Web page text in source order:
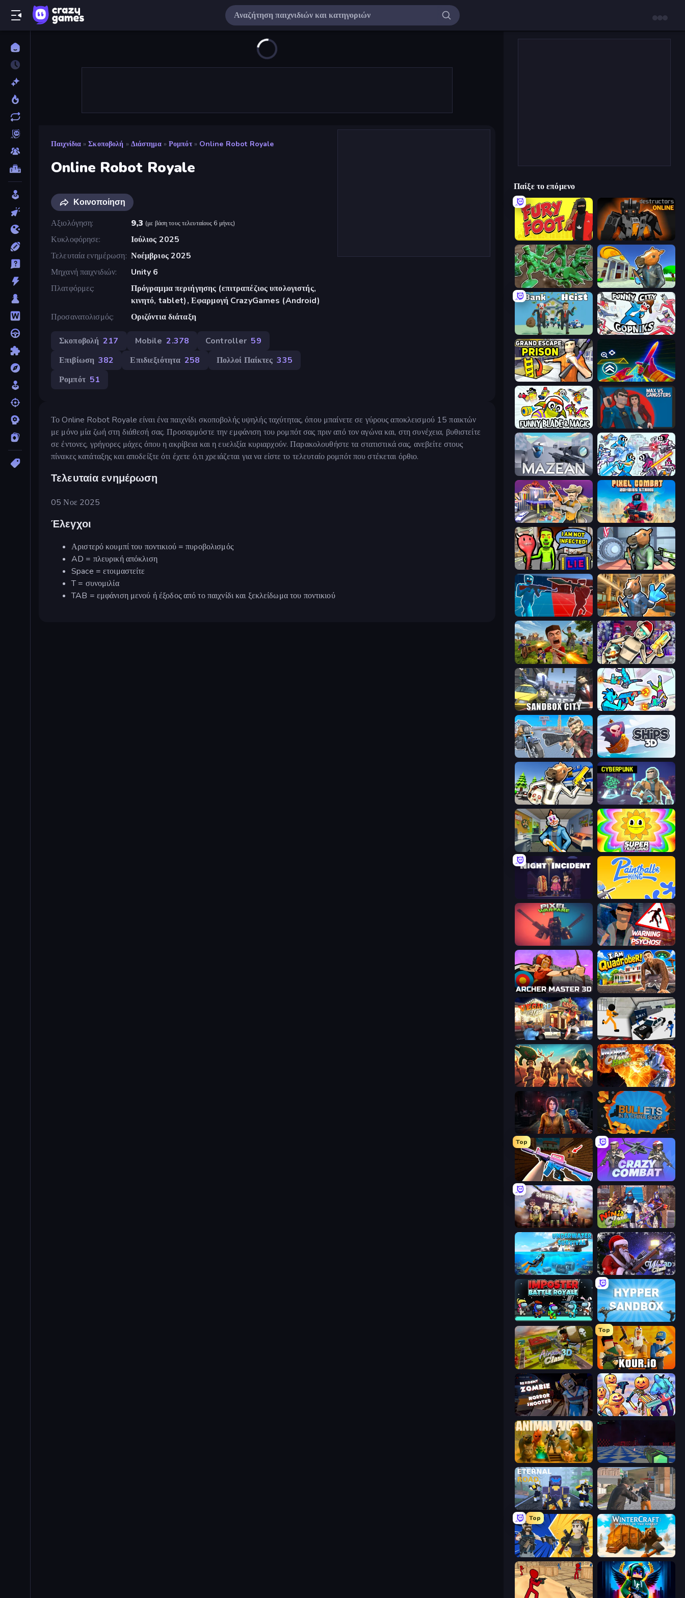
Παιχνίδια » Σκοποβολή » Διάστημα » Ρομπότ » Online Robot Royale
Online Robot Royale
Κοινοποίηση
Αξιολόγηση
9,3 (με βάση τους τελευταίους 6 μήνες)
Κυκλοφόρησε
Ιούλιος 2025
Τελευταία ενημέρωση Νοέμβριος 2025
Μηχανή παιχνιδιών
Unity 6
Πλατφόρμες
Πρόγραμμα περιήγησης (επιτραπέζιος υπολογιστής,
κινητό, tablet), Εφαρμογή CrazyGames (Android)
Προσανατολισμός
Οριζόντια διάταξη
Σκοποβολή 217 Mobile 2.378 Controller 59
Επιβίωση 382 Επιδιεξιότητα 258 Πολλοί Παίκτες 335
Ρομπότ 51
Το Online Robot Royale είναι ένα παιχνίδι σκοποβολής υψηλής ταχύτητας, όπου μπαίνετε σε γύρους αποκλεισμού 15 παικτών
με μόνο μία ζωή στη διάθεσή σας. Προσαρμόστε την εμφάνιση του ρομπότ σας πριν από τον αγώνα και, στη συνέχεια, βυθιστείτε
σε έντονες, γρήγορες μάχες όπου η ακρίβεια και η ευελιξία κυριαρχούν. Παρακολουθήστε τα στατιστικά σας, ανεβείτε στους
πίνακες κατάταξης και αποδείξτε ότι έχετε ό,τι χρειάζεται για να είστε το τελευταίο ρομπότ που στέκεται όρθιο.
Τελευταία ενημέρωση
05 Νοε 2025
Έλεγχοι
Αριστερό κουμπί του ποντικιού = πυροβολισμός
AD = πλευρική απόκλιση
Space = ετοιμαστείτε
T = συνομιλία
TAB = εμφάνιση μενού ή έξοδος από το παιχνίδι και ξεκλείδωμα του ποντικιού
Παίξε το επόμενο
Fury Foot Destructors Online
Soldiers - Capture and Control! Bank Robbery 3
Bank Heist Funny City: Gopniks
Grand Escape: Prison Surf GO Parkour
Funny Blade & Magic Max vs Gangsters
Mazean Space Wars Battleground
Casino Robbery Pixel Combat: Zombies Strike
I Am Not Infected! Bank Robbery
Battle of the Soldiers: Red vs Blue Bank Robbery 2
Redcoats.io Cyberpunk: Corporation
Sandbox City Gravity Arena Shooter
Shoot and Drive Ships 3D
Bank Robbery: Escape Cyberpunk: Resistance
Save the Hostages SuperTrip.Land
Night Incident Paintball King
Pixel Warfare City of Psychos
Archer Master 3D: Castle Defense I Am Quadrober!
Vegas Clash 3D Stickman Prison: Counter Assault
Horde Crusher Moon Clash Heroes
Survival Zone Zombie Outbreak BULLets in a China Shop
Top
KS Z Crazy Combat
Simple Sandbox 3 Ninja Clash Heroes
Underwater Survival: Deep Dive Winter Clash 3D
Imposter Battle Royale Hypper Sandbox
Airport Clash 3D
Top
Kour.io
Resident Zombies: Horror Shooter Halloween Chainsaw Massacre
Animal World Crazy Bots
Eternal Road Gangsters Squad
Top
BuildNow GG WinterCraft: Survival in the Forest